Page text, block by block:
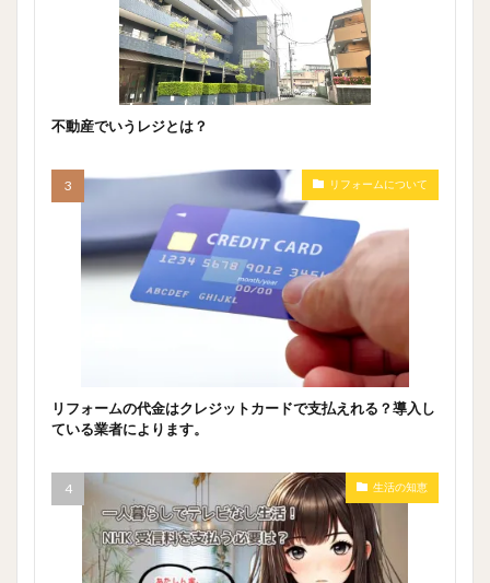
不動産でいうレジとは？
リフォームについて
リフォームの代金はクレジットカードで支払えれる？導入し
ている業者によります。
生活の知恵